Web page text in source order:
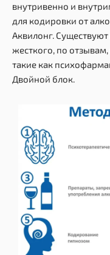
внутривенно и
для кодировки от
Аквилонг.
жесткого, по
такие как
Двойной блок.